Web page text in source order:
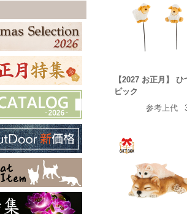
【2027 お正月】 ひ
ピック
参考上代